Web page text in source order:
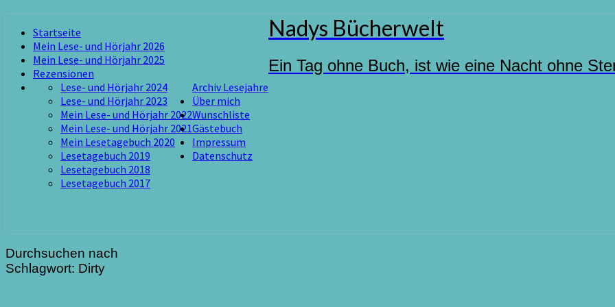
content
Startseite
Mein Lese- und Hörjahr 2026
Mein Lese- und Hörjahr 2025
Rezensionen
Archiv Lesejahre
Lese- und Hörjahr 2024
Lese- und Hörjahr 2023
Mein Lese- und Hörjahr 2022
Mein Lese- und Hörjahr 2021
Mein Lesetagebuch 2020
Lesetagebuch 2019
Lesetagebuch 2018
Lesetagebuch 2017
Über mich
Wunschliste
Gästebuch
Impressum
Datenschutz
Nadys Bücherwelt
Ein Tag ohne Buch, ist wie eine Nacht ohne
Durchsuchen nach
Schlagwort: Dirty